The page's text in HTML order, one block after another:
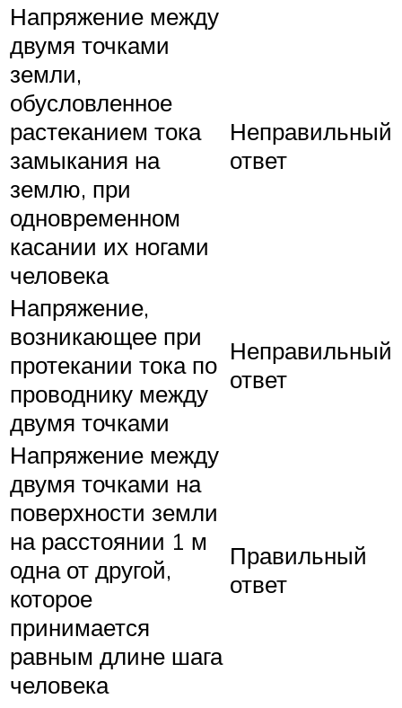
Напряжение между
двумя точками
земли,
обусловленное
растеканием тока
замыкания на
землю, при
одновременном
касании их ногами
человека
Неправильный
ответ
Напряжение,
возникающее при
протекании тока по
проводнику между
двумя точками
Неправильный
ответ
Напряжение между
двумя точками на
поверхности земли
на расстоянии 1 м
одна от другой,
которое
принимается
равным длине шага
человека
Правильный
ответ